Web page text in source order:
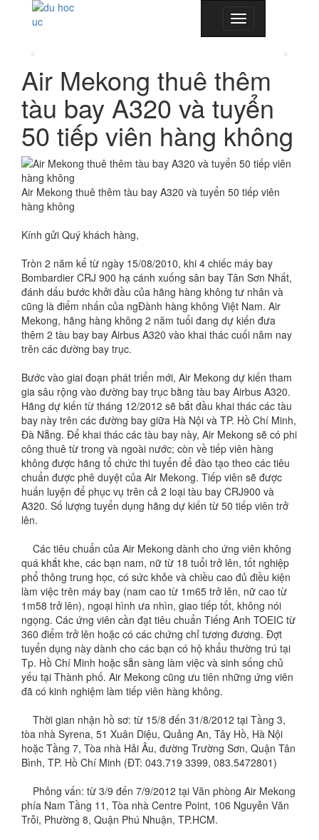
Toggle
navigation
Air Mekong thuê thêm
tàu bay A320 và tuyển
50 tiếp viên hàng không
Air Mekong thuê thêm tàu bay A320 và tuyển 50 tiếp viên
hàng không
Kính gửi Quý khách hàng,
Tròn 2 năm kể từ ngày 15/08/2010, khi 4 chiếc máy bay
Bombardier CRJ 900 hạ cánh xuống sân bay Tân Sơn Nhất,
đánh dấu bước khởi đầu của hãng hàng không tư nhân và
cũng là điểm nhấn của ngĐành hàng không Việt Nam. Air
Mekong, hãng hàng không 2 năm tuổi đang dự kiến đưa
thêm 2 tàu bay bay Airbus A320 vào khai thác cuối năm nay
trên các đường bay trục.
Bước vào giai đoạn phát triển mới, Air Mekong dự kiến tham
gia sâu rộng vào đường bay trục bằng tàu bay Airbus A320.
Hãng dự kiến từ tháng 12/2012 sẽ bắt đầu khai thác các tàu
bay này trên các đường bay giữa Hà Nội và TP. Hồ Chí Minh,
Đà Nẵng. Để khai thác các tàu bay này, Air Mekong sẽ có phi
công thuê từ trong và ngoài nước; còn về tiếp viên hàng
không được hãng tổ chức thi tuyển để đào tạo theo các tiêu
chuẩn được phê duyệt của Air Mekong. Tiếp viên sẽ được
huấn luyện để phục vụ trên cả 2 loại tàu bay CRJ900 và
A320. Số lượng tuyển dụng hãng dự kiến từ 50 tiếp viên trở
lên.
Các tiêu chuẩn của Air Mekong dành cho ứng viên không
quá khắt khe, các bạn nam, nữ từ 18 tuổi trở lên, tốt nghiệp
phổ thông trung học, có sức khỏe và chiều cao đủ điều kiện
làm việc trên máy bay (nam cao từ 1m65 trở lên, nữ cao từ
1m58 trở lên), ngoại hình ưa nhìn, giao tiếp tốt, không nói
ngọng. Các ứng viên cần đạt tiêu chuẩn Tiếng Anh TOEIC từ
360 điểm trở lên hoặc có các chứng chỉ tương đương. Đợt
tuyển dụng này dành cho các bạn có hộ khẩu thường trú tại
Tp. Hồ Chí Minh hoặc sẵn sàng làm việc và sinh sống chủ
yếu tại Thành phố. Air Mekong cũng ưu tiên những ứng viên
đã có kinh nghiệm làm tiếp viên hàng không.
Thời gian nhận hồ sơ: từ 15/8 đến 31/8/2012 tại Tầng 3,
tòa nhà Syrena, 51 Xuân Diệu, Quảng An, Tây Hồ, Hà Nội
hoặc Tầng 7, Tòa nhà Hải Âu, đường Trường Sơn, Quận Tân
Bình, TP. Hồ Chí Minh (ĐT: 043.719 3399, 083.5472801)
Phỏng vấn: từ 3/9 đến 7/9/2012 tại Văn phòng Air Mekong
phía Nam Tầng 11, Tòa nhà Centre Point, 106 Nguyễn Văn
Trỗi, Phường 8, Quận Phú Nhuận, TP.HCM.